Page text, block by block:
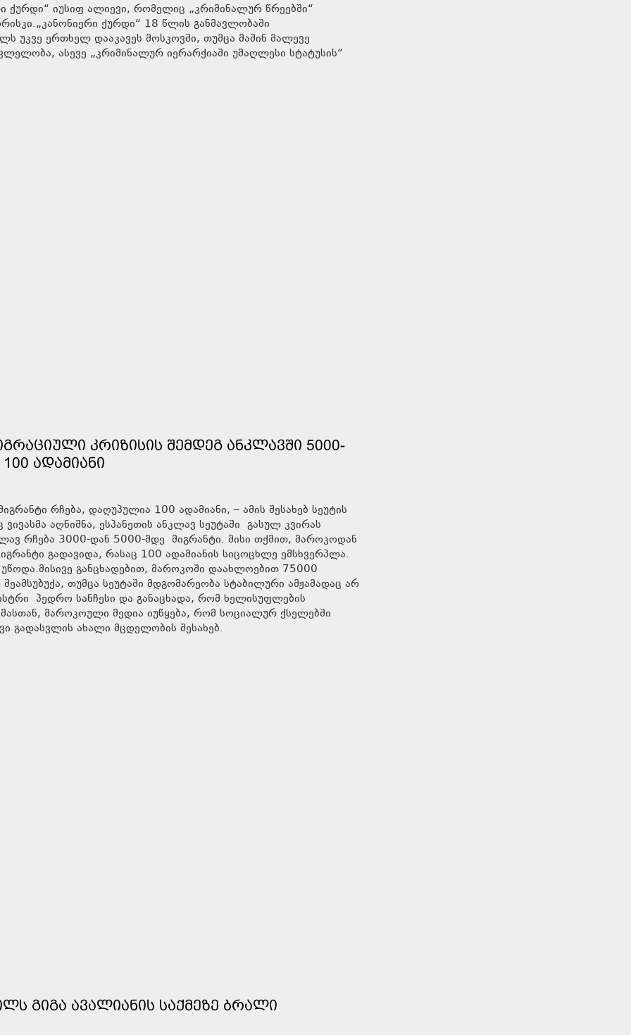
ქურდი“ იუსიფ ალიევი, რომელიც „კრიმინალურ წრეებში“
ქურდი“ 18 წლის განმავლობაში
უკვე ერთხელ დააკავეს მოსკოვში, თუმცა მაშინ მალევე
ასევე „კრიმინალურ იერარქიაში უმაღლესი სტატუსის“
ᲙᲠᲘᲖᲘᲡᲘᲡ ᲨᲔᲛᲓᲔᲒ ᲐᲜᲙᲚᲐᲕᲨᲘ 5000-
ᲐᲓᲐᲛᲘᲐᲜᲘ
რჩება, დაღუპულია 100 ადამიანი, – ამის შესახებ სეუტის
აღნიშნა, ესპანეთის ანკლავ სეუტაში გასულ კვირას
რჩება 3000-დან 5000-მდე მიგრანტი. მისი თქმით, მაროკოდან
გადავიდა, რასაც 100 ადამიანის სიცოცხლე ემსხვერპლა.
განცხადებით, მაროკოში დაახლოებით 75000
თუმცა სეუტაში მდგომარეობა სტაბილური ამჟამადაც არ
პედრო სანჩესი და განაცხადა, რომ ხელისუფლების
მაროკოული მედია იუწყება, რომ სოციალურ ქსელებში
გადასვლის ახალი მცდელობის შესახებ.
ᲒᲘᲒᲐ ᲐᲕᲐᲚᲘᲐᲜᲘᲡ ᲡᲐᲥᲛᲔᲖᲔ ᲑᲠᲐᲚᲘ